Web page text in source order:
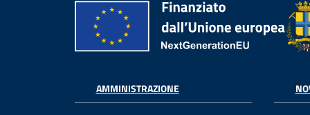
AMMINISTRAZIONE